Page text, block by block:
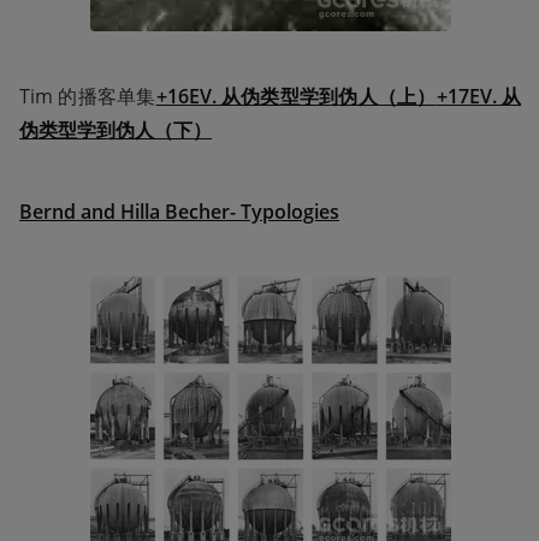
Tim 的播客单集+16EV. 从伪类型学到伪人（上） +17EV. 从
伪类型学到伪人（下）
Bernd and Hilla Becher- Typologies